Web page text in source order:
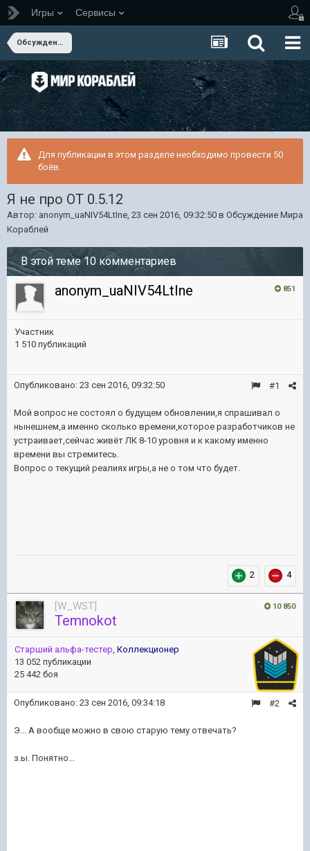
Игры Сервисы
Обсуждение Мира Кораблей
Для публикации в этом разделе необходимо провести 50
боёв.
Я не про ОТ 0.5.12
Автор: anonym_uaNIV54LtIne, 23 сен 2016, 09:32:50 в Обсуждение Мира
Кораблей
В этой теме 10 комментариев
851
anonym_uaNIV54LtIne
Участник
1 510 публикаций
#1
Опубликовано: 23 сен 2016, 09:32:50
Мой вопрос не состоял о будущем обновлении,я спрашивал о
нынешнем,а именно сколько времени,которое разработчиков не
устраивает,сейчас живёт ЛК 8-10 уровня и к какому именно
времени вы стремитесь.
Вопрос о текущий реалиях игры,а не о том что будет.
2 4
10 850
[W_WST]
Temnokot
Старший альфа-тестер, Коллекционер
13 052 публикации
25 442 боя
#2
Опубликовано: 23 сен 2016, 09:34:18
Э... А вообще можно в свою старую тему отвечать?
з.ы. Понятно...